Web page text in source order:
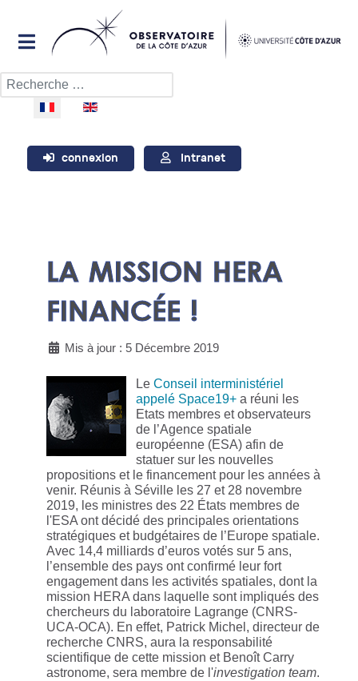
Rechercher
Sélectionnez votre langue
connexion Intranet
LA MISSION HERA
FINANCÉE !
Mis à jour : 5 Décembre 2019
Le Conseil interministériel
appelé Space19+ a réuni les
Etats membres et observateurs
de l’Agence spatiale
européenne (ESA) afin de
statuer sur les nouvelles
propositions et le financement pour les années à
venir. Réunis à Séville les 27 et 28 novembre
2019, les ministres des 22 États membres de
l'ESA ont décidé des principales orientations
stratégiques et budgétaires de l’Europe spatiale.
Avec 14,4 milliards d’euros votés sur 5 ans,
l’ensemble des pays ont confirmé leur fort
engagement dans les activités spatiales, dont la
mission HERA dans laquelle sont impliqués des
chercheurs du laboratoire Lagrange (CNRS-
UCA-OCA). En effet, Patrick Michel, directeur de
recherche CNRS, aura la responsabilité
scientifique de cette mission et Benoît Carry
astronome, sera membre de l'investigation team.